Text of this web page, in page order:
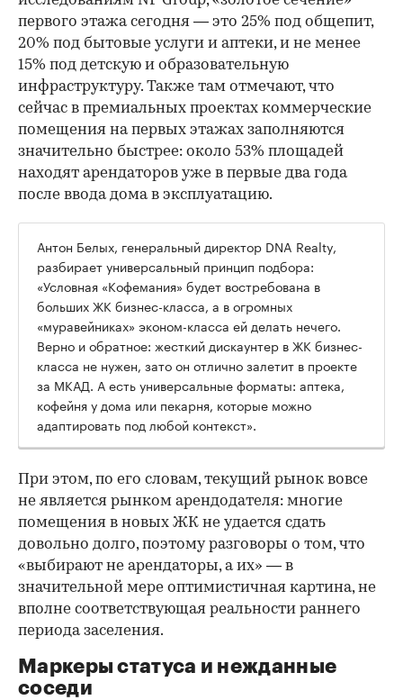
первого этажа сегодня — это 25% под общепит,
20% под бытовые услуги и аптеки, и не менее
15% под детскую и образовательную
инфраструктуру. Также там отмечают, что
сейчас в премиальных проектах коммерческие
помещения на первых этажах заполняются
значительно быстрее: около 53% площадей
находят арендаторов уже в первые два года
после ввода дома в эксплуатацию.
Антон Белых, генеральный директор DNA Realty,
разбирает универсальный принцип подбора:
«Условная «Кофемания» будет востребована в
больших ЖК бизнес-класса, а в огромных
«муравейниках» эконом-класса ей делать нечего.
Верно и обратное: жесткий дискаунтер в ЖК бизнес-
класса не нужен, зато он отлично залетит в проекте
за МКАД. А есть универсальные форматы: аптека,
кофейня у дома или пекарня, которые можно
адаптировать под любой контекст».
При этом, по его словам, текущий рынок вовсе
не является рынком арендодателя: многие
помещения в новых ЖК не удается сдать
довольно долго, поэтому разговоры о том, что
«выбирают не арендаторы, а их» — в
значительной мере оптимистичная картина, не
вполне соответствующая реальности раннего
периода заселения.
Маркеры статуса и нежданные
соседи